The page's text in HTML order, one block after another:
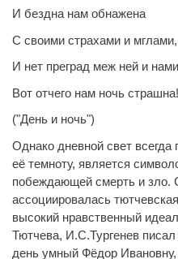
И бездна нам обнажена
С своими страхами и мглами,
И нет преград меж ней и
Вот отчего нам ночь страшна!
("День и ночь")
Однако дневной свет всегда
её темноту, является
побеждающей смерть и зло.
ассоциировалась
высокий нравственный
Тютчева, И.С.Тургенев
день умный Фёдор